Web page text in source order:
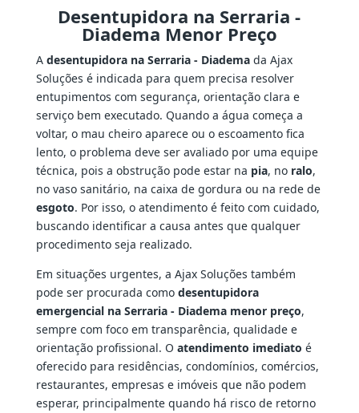
Desentupidora na Serraria -
Diadema Menor Preço
A desentupidora na Serraria - Diademada Ajax
Soluções é indicada para quem precisa resolver
entupimentos com segurança, orientação clara e
serviço bem executado. Quando a água começa a
voltar, o mau cheiro aparece ou o escoamento fica
lento, o problema deve ser avaliado por uma equipe
técnica, pois a obstrução pode estar na pia, no ralo,
no vaso sanitário, na caixa de gordura ou na rede de
esgoto. Por isso, o atendimento é feito com cuidado,
buscando identificar a causa antes que qualquer
procedimento seja realizado.
Em situações urgentes, a Ajax Soluções também
pode ser procurada como desentupidora
emergencial na Serraria - Diadema menor preço,
sempre com foco em transparência, qualidade e
orientação profissional. O atendimento imediato é
oferecido para residências, condomínios, comércios,
restaurantes, empresas e imóveis que não podem
esperar, principalmente quando há risco de retorno